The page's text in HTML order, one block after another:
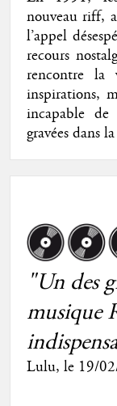
nouveau riff,
l’appel
recours
rencontre la
inspirations,
incapable de
gravées dans
"Un des
musique
Lulu, le 19/